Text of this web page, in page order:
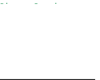
Simon Garcia, mort